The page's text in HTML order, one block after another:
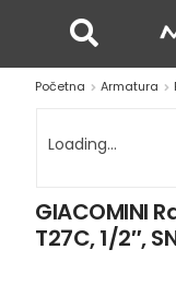
Početna Armatura
Loading...
GIACOMINI
T27C, 1/2″,